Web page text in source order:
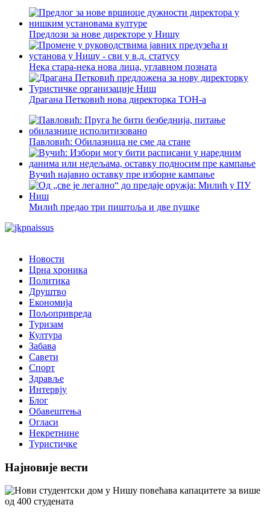
Предлози за нове директоре у Нишу
Нека стара-нека нова лица, углавном позната
Драгана Петковић нова директорка ТОН-а
Павловић: Обилазница не сме да стане
Вучић најавио оставку пре изборне кампање
Милић предао три пиштоља и две пушке
Новости
Црна хроника
Политика
Друштво
Економија
Пољопривреда
Туризам
Култура
Забава
Савети
Спорт
Здравље
Интервју
Блог
Обавештења
Огласи
Некретнине
Туристичке
Најновије вести